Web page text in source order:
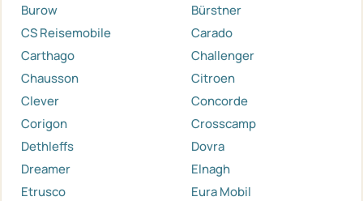
Burow
Bürstner
CS Reisemobile
Carado
Carthago
Challenger
Chausson
Citroen
Clever
Concorde
Corigon
Crosscamp
Dethleffs
Dovra
Dreamer
Elnagh
Etrusco
Eura Mobil